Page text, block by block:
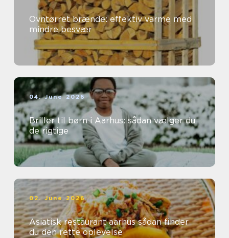
Ovntørret brænde: effektiv varme med
mindre besvær
04. June 2026
Briller til børn i Aarhus: sådan vælger du
de rigtige
02. June 2026
Asiatisk restaurant aarhus sådan finder
du den rette oplevelse